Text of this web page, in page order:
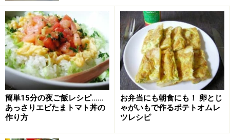
４．油が食材になじんできたら、だし汁、砂糖、しょう
油、みりんを加え、煮汁がほぼなくなるまで煮る
簡単15分の夜ご飯レシピ……
あっさりエビたまトマト丼の
作り方
お弁当にも朝食にも！ 卵とじ
ゃがいもで作るポテトオムレ
ツレシピ